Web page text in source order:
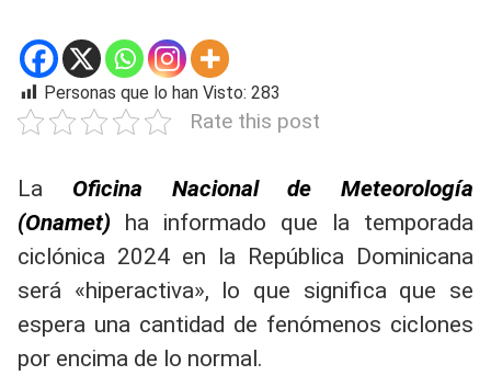
Personas que lo han Visto: 283
Rate this post
La Oficina Nacional de Meteorología
(Onamet)
ha informado que la temporada
ciclónica 2024 en la República Dominicana
será «hiperactiva», lo que significa que se
espera una cantidad de fenómenos ciclones
por encima de lo normal.